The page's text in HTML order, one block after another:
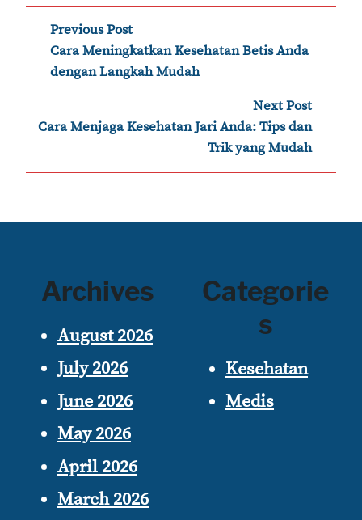
Post
navigation
Previous Post
Cara Meningkatkan Kesehatan Betis Anda
dengan Langkah Mudah
Next Post
Cara Menjaga Kesehatan Jari Anda: Tips dan
Trik yang Mudah
Archives
August 2026
July 2026
June 2026
May 2026
April 2026
March 2026
Categorie
s
Kesehatan
Medis